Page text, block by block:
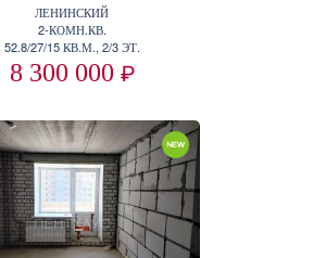
ЛЕНИНСКИЙ
2-КОМН.КВ.
52.8/27/15 КВ.М., 2/3 ЭТ.
8 300 000 ₽